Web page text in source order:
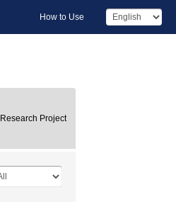
How to Use
Research Project